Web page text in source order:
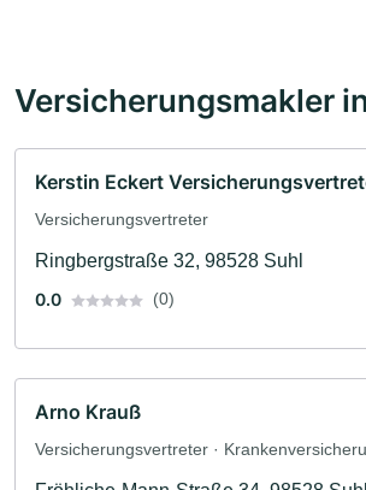
Versicherungsmakler
Kerstin Eckert
Versicherungsvertreter
Ringbergstraße 32, 98528 Suhl
0.0
(0)
Arno Krauß
Versicherungsvertreter ·